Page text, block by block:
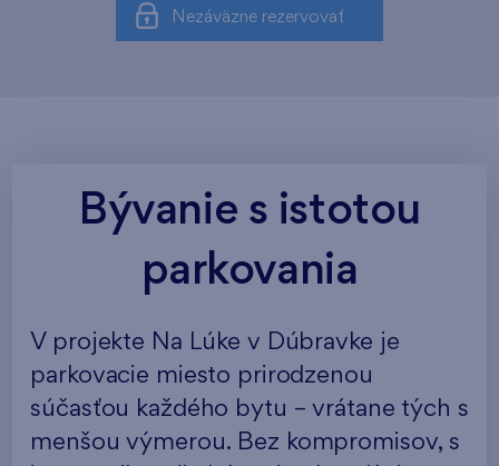
Nezáväzne rezervovať
Bývanie s istotou
parkovania
V projekte Na Lúke v Dúbravke je
parkovacie miesto prirodzenou
súčasťou každého bytu – vrátane tých s
menšou výmerou. Bez kompromisov, s